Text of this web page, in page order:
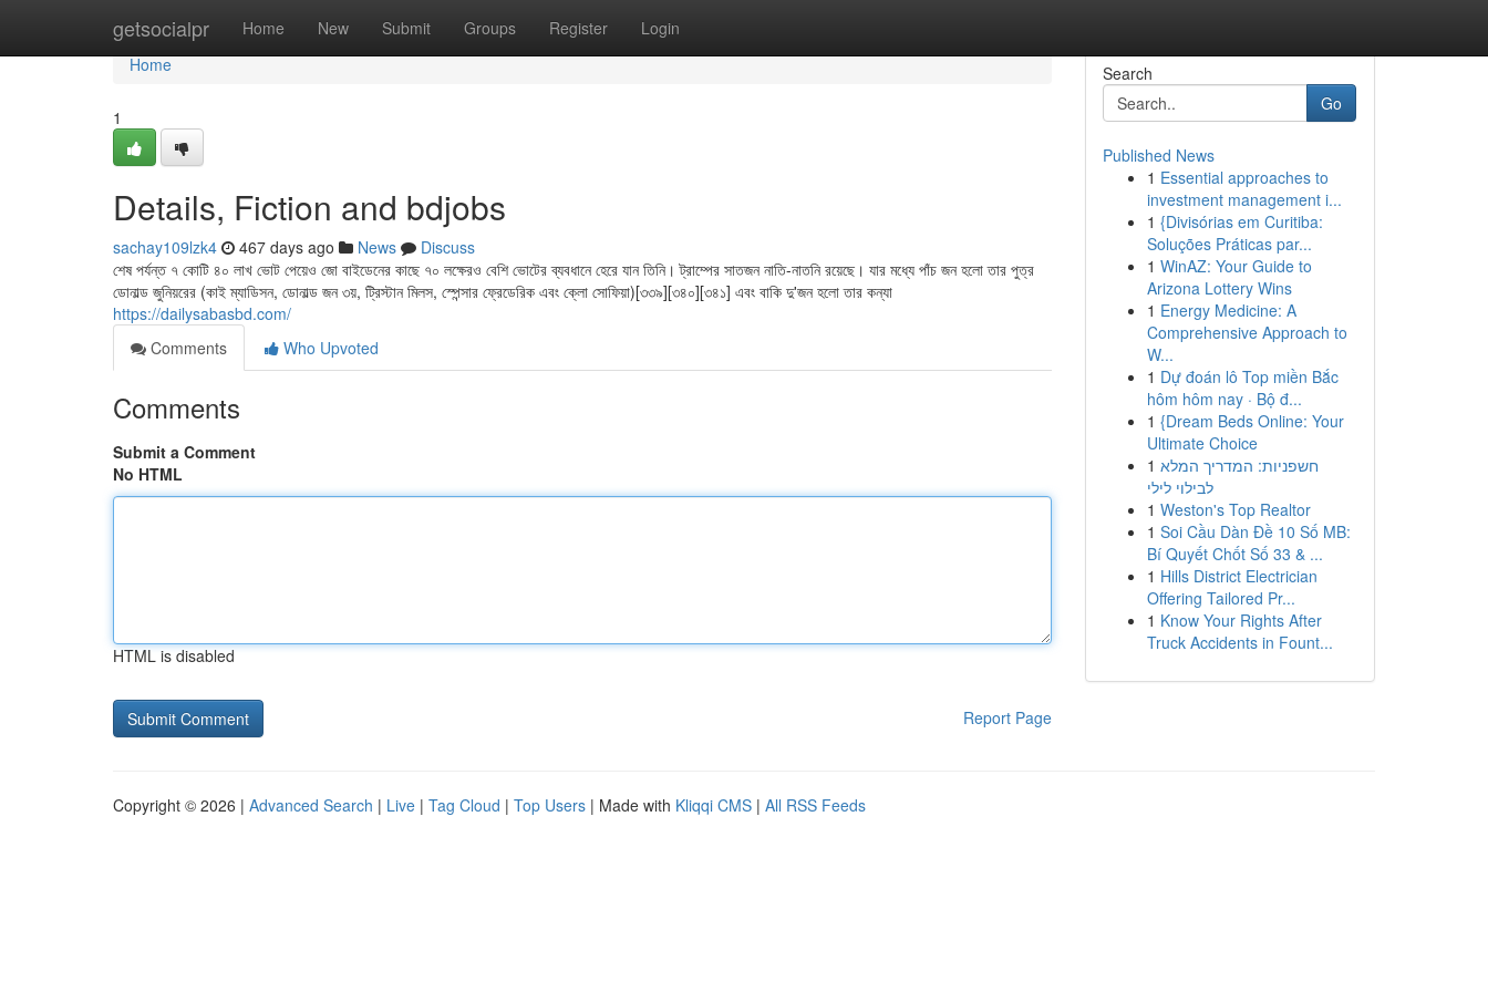
getsocialpr Home New Submit Groups Register Login
Home
Home
1
Details, Fiction and bdjobs
sachay109lzk4 467 days ago News
Discuss
শেষ পর্যন্ত ৭ কোটি ৪০ লাখ ভোট পেয়েও জো বাইডেনের কাছে ৭০ লক্ষেরও বেশি ভোটের ব্যবধানে হেরে যান তিনি। ট্রাম্পের সাতজন নাতি-নাতনি রয়েছে। যার মধ্যে পাঁচ জন হলো তার পুত্র
ডোনাল্ড জুনিয়রের (কাই ম্যাডিসন, ডোনাল্ড জন ৩য়, ট্রিস্টান মিলস, স্পেন্সার ফ্রেডেরিক এবং ক্লো সোফিয়া)[৩৩৯][৩৪০][৩৪১] এবং বাকি দু'জন হলো তার কন্যা
https://dailysabasbd.com/
Comments
Who Upvoted
Comments
Submit a Comment
No HTML
HTML is disabled
Report Page
Search
Go
Published News
1 Essential approaches to
investment management i...
1 {Divisórias em Curitiba:
Soluções Práticas par...
1 WinAZ: Your Guide to
Arizona Lottery Wins
1 Energy Medicine: A
Comprehensive Approach to
W...
1 Dự đoán lô Top miền Bắc
hôm hôm nay · Bộ đ...
1 {Dream Beds Online: Your
Ultimate Choice
1 חשפניות: המדריך המלא
לבילוי לילי
1 Weston's Top Realtor
1 Soi Cầu Dàn Đề 10 Số MB:
Bí Quyết Chốt Số 33 & ...
1 Hills District Electrician
Offering Tailored Pr...
1 Know Your Rights After
Truck Accidents in Fount...
Copyright © 2026 | Advanced Search | Live | Tag Cloud | Top Users | Made with Kliqqi CMS | All RSS Feeds